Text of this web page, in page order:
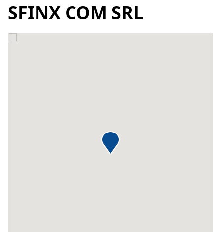
SFINX COM SRL